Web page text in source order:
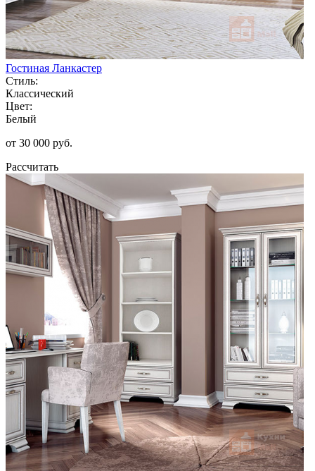
Гостиная Ланкастер
Стиль:
Классический
Цвет:
Белый
от 30 000 руб.
Рассчитать